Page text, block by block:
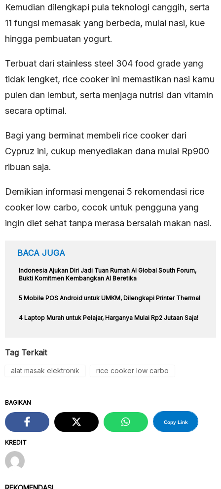
Kemudian dilengkapi pula teknologi canggih, serta
11 fungsi memasak yang berbeda, mulai nasi, kue
hingga pembuatan yogurt.
Terbuat dari stainless steel 304 food grade yang
tidak lengket, rice cooker ini memastikan nasi kamu
pulen dan lembut, serta menjaga nutrisi dan vitamin
secara optimal.
Bagi yang berminat membeli rice cooker dari
Cypruz ini, cukup menyediakan dana mulai Rp900
ribuan saja.
Demikian informasi mengenai 5 rekomendasi rice
cooker low carbo, cocok untuk pengguna yang
ingin diet sehat tanpa merasa bersalah makan nasi.
BACA JUGA
Indonesia Ajukan Diri Jadi Tuan Rumah AI Global South Forum,
Bukti Komitmen Kembangkan AI Beretika
5 Mobile POS Android untuk UMKM, Dilengkapi Printer Thermal
4 Laptop Murah untuk Pelajar, Harganya Mulai Rp2 Jutaan Saja!
Tag Terkait
alat masak elektronik rice cooker low carbo
KREDIT
BAGIKAN
Copy Link